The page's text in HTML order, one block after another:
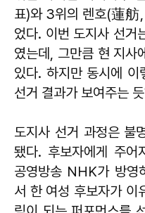
표)와 3위의 렌호(蓮舫
었다. 이번 도지사 선거
였는데, 그만큼 현 지사
있다. 하지만 동시에
선거 결과가 보여주는
도지사 선거 과정은 불
됐다. 후보자에게 주어
공영방송 NHK가 방영
서 한 여성 후보자가 이